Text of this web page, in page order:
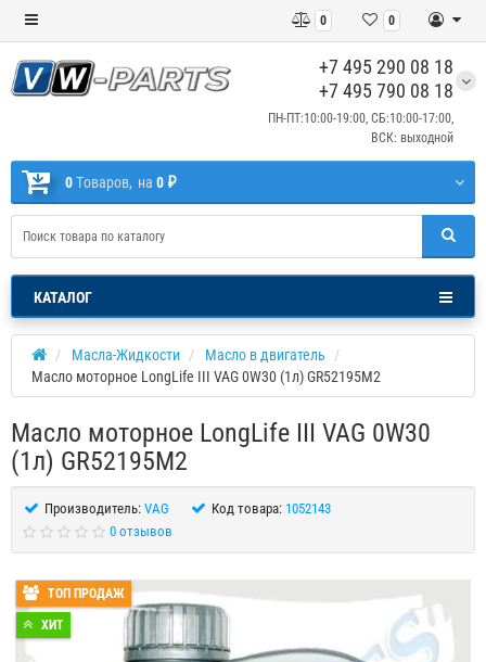
0
0
+7 495 290 08 18
+7 495 790 08 18
ПН-ПТ:10:00-19:00, СБ:10:00-17:00,
ВСК: выходной
0Tоваров, на 0 ₽
КАТАЛОГ
Масла-Жидкости
Масло в двигатель
Масло моторное LongLife III VAG 0W30 (1л) GR52195M2
Масло моторное LongLife III VAG 0W30
(1л) GR52195M2
Производитель: VAG Код товара: 1052143
0 отзывов
ТОП ПРОДАЖ
ХИТ